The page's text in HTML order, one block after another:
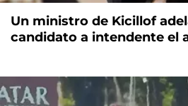
Un ministro de Kicillof
candidato a intendente el